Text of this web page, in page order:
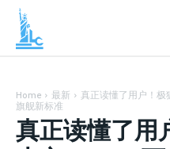
Home 最新
真正读懂了用户！极
旗舰新标准
真正读懂了用